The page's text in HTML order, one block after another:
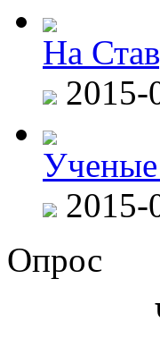
На
2015-
Ученые
2015-
Опрос